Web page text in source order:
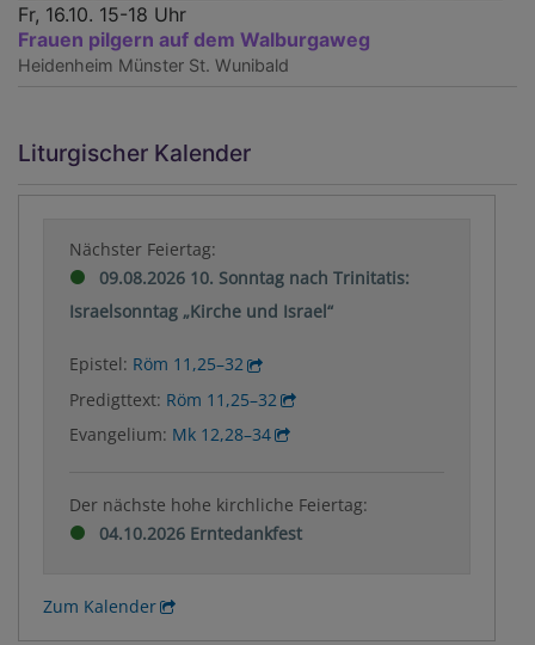
Fr, 16.10. 15-18 Uhr
Frauen pilgern auf dem Walburgaweg
Heidenheim Münster St. Wunibald
Liturgischer Kalender
Nächster Feiertag:
09.08.2026 10. Sonntag nach Trinitatis:
Israelsonntag „Kirche und Israel“
Epistel: Röm 11,25–32
Predigttext: Röm 11,25–32
Evangelium: Mk 12,28–34
Der nächste hohe kirchliche Feiertag:
04.10.2026 Erntedankfest
Zum Kalender